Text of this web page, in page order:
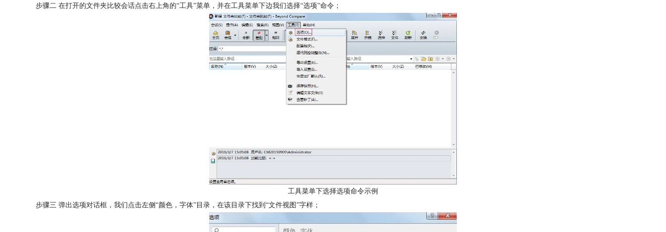
步骤二 在打开的文件夹比较会话点击右上角的“工具”菜单，并在工具菜单下边我们选择“选项”命令；
工具菜单下选择选项命令示例
步骤三 弹出选项对话框，我们点击左侧“颜色，字体”目录，在该目录下找到“文件视图”字样；